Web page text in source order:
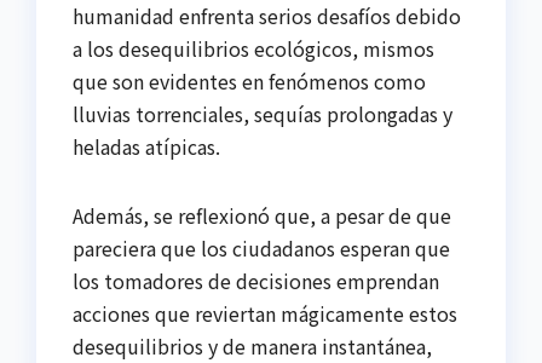
humanidad enfrenta serios desafíos debido
a los desequilibrios ecológicos, mismos
que son evidentes en fenómenos como
lluvias torrenciales, sequías prolongadas y
heladas atípicas.
Además, se reflexionó que, a pesar de que
pareciera que los ciudadanos esperan que
los tomadores de decisiones emprendan
acciones que reviertan mágicamente estos
desequilibrios y de manera instantánea,